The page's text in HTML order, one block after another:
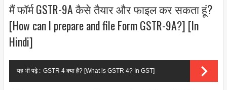
मैं फॉर्म GSTR-9A कैसे तैयार और फाइल कर सकता हूं?
[How can I prepare and file Form GSTR-9A?] [In
Hindi]
यह भी पढ़े : GSTR 4 क्या है? [What is GSTR 4? In GST]